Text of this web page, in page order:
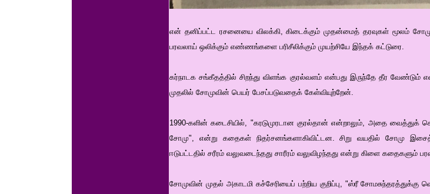
என் தனிப்பட்ட ரசனையை விலக்கி, கிடைக்கும் முதன்மைத் தரவுகள் மூலம்
பரவலாய் ஒலிக்கும் எண்ணங்களை பரிசீலிக்கும் முயற்சியே இந்தக் கட்டுரை.
கர்நாடக சங்கீதத்தில் சிறந்து விளங்க குரல்வளம் என்பது இருந்தே தீர
முதலில் சோமுவின் பெயர் பேசப்படுவதைக் கேள்வியுற்றேன்.
1990-களின் கடைசியில், "கரடுமுரடான குரல்தான் என்றாலும், அதை வைத்துக்
சோமு", என்று கதைகள் நிதர்சனங்களாகிவிட்டன. சிறு வயதில் சோமு
ஈடுபட்டதில் சரீரம் வலுவடைந்தது சாரீரம் வலுவிழந்தது என்று கிளை கதைகளும்
சோமுவின் முதல் அகாடமி கச்சேரியைப் பற்றிய குறிப்பு, "ஸ்ரீ சோமசுந்தரத்துக்கு